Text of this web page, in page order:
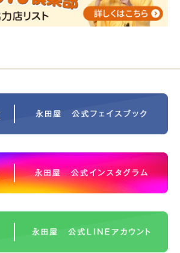
屋創業110周年記念式典 レンブラ
田